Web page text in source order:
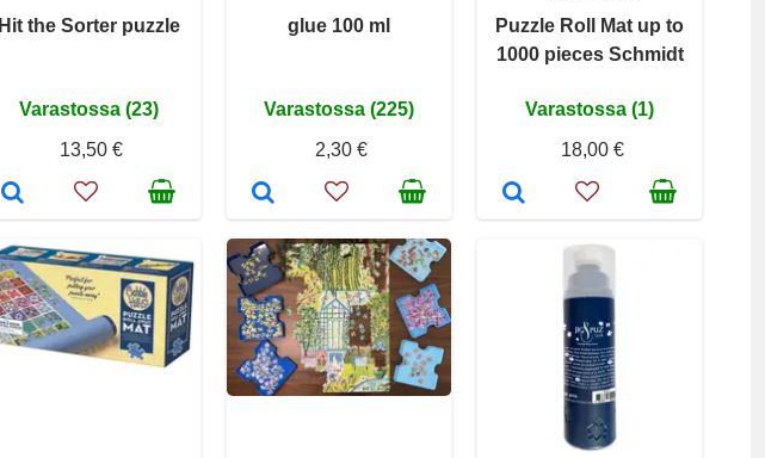
Hit the Sorter puzzle
Varastossa (23)
13,50 €
glue 100 ml
Varastossa (225)
2,30 €
Puzzle Roll Mat up to
1000 pieces Schmidt
Varastossa (1)
18,00 €